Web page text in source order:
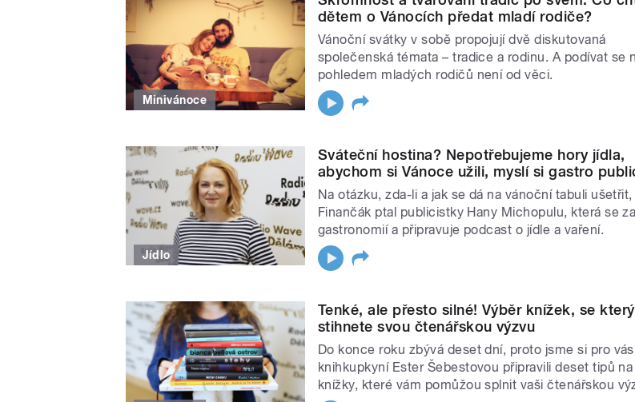
Minivánoce
dětem o Vánocích předat mladí rodiče?
Vánoční svátky v sobě propojují dvě diskutovaná
společenská témata – tradice a rodinu. A podívat se
pohledem mladých rodičů není od věci.
Jídlo
Sváteční hostina? Nepotřebujeme hory jídla,
abychom si Vánoce užili, myslí si gastro
Na otázku, zda-li a jak se dá na vánoční tabuli
Finančák ptal publicistky Hany Michopulu, která se
gastronomií a připravuje podcast o jídle a vaření.
Tenké, ale přesto silné! Výběr knížek, se
stihnete svou čtenářskou výzvu
Do konce roku zbývá deset dní, proto jsme si pro
knihkupkyní Ester Šebestovou připravili deset tipů
knížky, které vám pomůžou splnit vaši čtenářskou